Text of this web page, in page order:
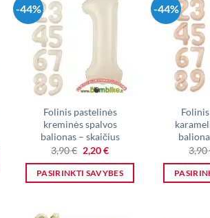
-44%
Folinis pastelinės
kreminės spalvos
balionas – skaičius
3,90€ Original
price
was:
3,90 €.
2,20€Current
is:
2,20 €.
PASIRINKTI SAVYBES
-44%
3,90